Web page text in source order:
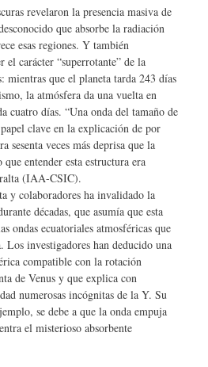
revelaron la presencia masiva de
que absorbe la radiación
esas regiones. Y también
el carácter “superrotante” de la
mientras que el planeta tarda 243 días
la atmósfera da una vuelta en
cuatro días. “Una onda del tamaño de
clave en la explicación de por
sesenta veces más deprisa que la
entender esta estructura era
(IAA-CSIC).
y colaboradores ha invalidado la
décadas, que asumía que esta
ondas ecuatoriales atmosféricas que
Los investigadores han deducido una
compatible con la rotación
de Venus y que explica con
numerosas incógnitas de la Y. Su
se debe a que la onda empuja
el misterioso absorbente